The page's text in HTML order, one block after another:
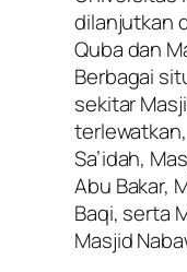
dilanjutkan
Quba dan
Berbagai
sekitar
Sa’idah,
Abu Bakar,
Baqi, serta
Masjid